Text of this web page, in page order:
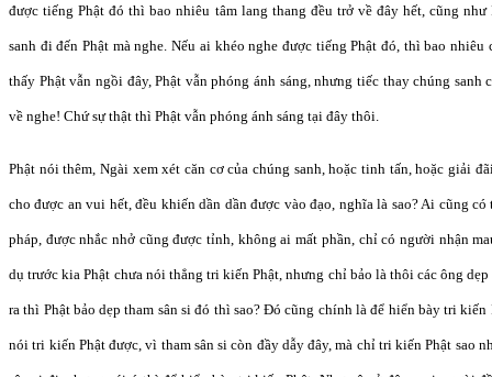
được tiếng Phật đó thì bao nhiêu tâm lang thang đều trở về đây hết, cũng
sanh đi đến Phật mà nghe. Nếu ai khéo nghe được tiếng Phật đó, thì bao
thấy Phật vẫn ngồi đây, Phật vẫn phóng ánh sáng, nhưng tiếc thay chúng
về nghe! Chứ sự thật thì Phật vẫn phóng ánh sáng tại đây thôi.
Phật nói thêm, Ngài xem xét căn cơ của chúng sanh, hoặc tinh tấn, hoặc giải
cho được an vui hết, đều khiến dần dần được vào đạo, nghĩa là sao? Ai cũng
pháp, được nhắc nhở cũng được tỉnh, không ai mất phần, chỉ có người nhận
dụ trước kia Phật chưa nói thẳng tri kiến Phật, nhưng chỉ bảo là thôi các ông
ra thì Phật bảo dẹp tham sân si đó thì sao? Đó cũng chính là để hiển bày tri
nói tri kiến Phật được, vì tham sân si còn đầy dẫy đây, mà chỉ tri kiến Phật sao